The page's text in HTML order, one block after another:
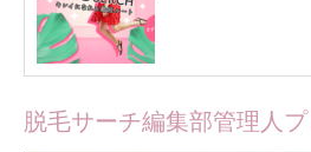
脱毛サーチ編集部管理人